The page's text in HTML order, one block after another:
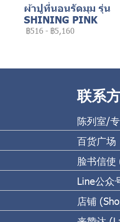
ผ้าปูที่นอนรัดมุม รุ่น
SHINING PINK
฿516 - ฿5,160
联系
陈列室/
百货广场
脸书信使
Line公众
店铺